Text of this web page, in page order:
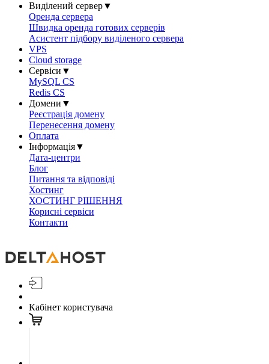
Виділений сервер▼
Оренда сервера
Швидка оренда готових серверів
Асистент підбору виділеного сервера
VPS
Cloud storage
Сервіси ▼
MySQL CS
Redis CS
Домени ▼
Реєстрація домену
Перенесення домену
Оплата
Інформація▼
Дата-центри
Блог
Питання та відповіді
Хостинг
ХОСТИНГ РІШЕННЯ
Корисні сервіси
Контакти
Кабінет користувача